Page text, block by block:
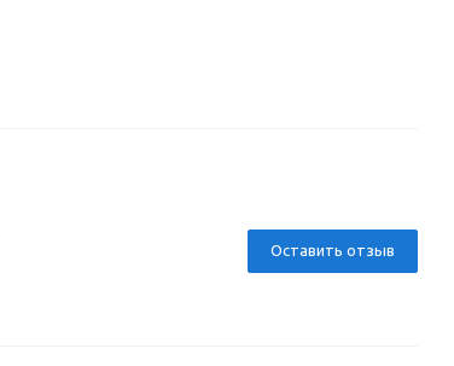
Оставить отзыв